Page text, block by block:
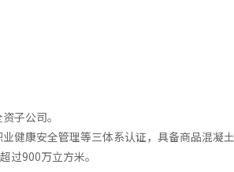
子公司。
健康安全管理等三体系认证，具备商品混凝
过900万立方米。